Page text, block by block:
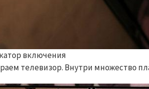
включения
телевизор. Внутри множество